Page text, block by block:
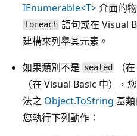
IEnumerable<T>介面的
foreach 語句或在 Visual
建構來列舉其元素。
如果類別不是 sealed （
（在 Visual Basic 中），
法之 Object.ToString 基
您執行下列動作：